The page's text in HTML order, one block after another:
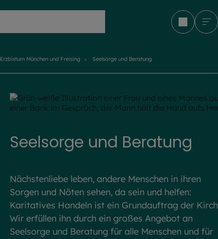
Erzbistum München und Freising Seelsorge und Beratung
Seelsorge und Beratung
Nächstenliebe leben, andere Menschen in ihren
Sorgen und Nöten sehen, da sein und helfen:
Karitatives Handeln ist ein Grundauftrag der
Wir erfüllen ihn durch ein großes Angebot an
Seelsorge und Beratung für alle Menschen und für